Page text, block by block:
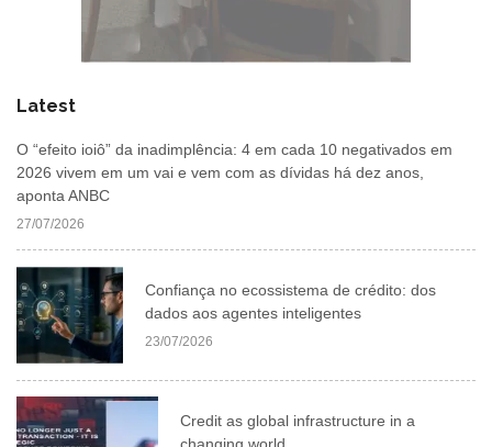
Latest
O “efeito ioiô” da inadimplência: 4 em cada 10 negativados em
2026 vivem em um vai e vem com as dívidas há dez anos,
aponta ANBC
27/07/2026
Confiança no ecossistema de crédito: dos
dados aos agentes inteligentes
23/07/2026
Credit as global infrastructure in a